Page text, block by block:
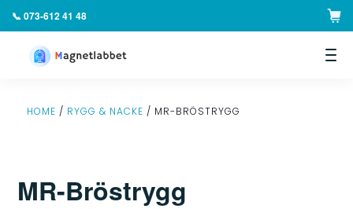
📞 073-612 41 48
HOME / RYGG & NACKE / MR-BRÖSTRYGG
MR-Bröstrygg